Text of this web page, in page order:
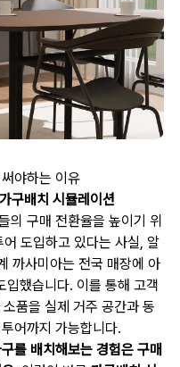
야하는 이유
구배치 시뮬레이션
의 구매 전환율을 높이기 위
도입하고 있다는 사실, 알
까사미아는 전국 매장에 아
입했습니다. 이를 통해 고객
품을 실제 거주 공간과 동
어까지 가능합니다.
를 배치해보는 경험은 구매